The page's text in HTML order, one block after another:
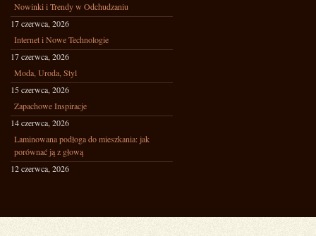
Nowinki i Trendy w Odchudzaniu
17 czerwca, 2026
Internet i Nowe Technologie
17 czerwca, 2026
Moda, Uroda, Styl
15 czerwca, 2026
Zapachowe Inspiracje
14 czerwca, 2026
Laminowana podłoga do mieszkania: jak
porównać ją z głową
12 czerwca, 2026